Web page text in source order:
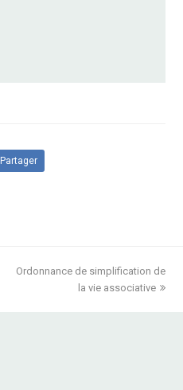
Partager
next
Ordonnance de simplification de
la vie associative